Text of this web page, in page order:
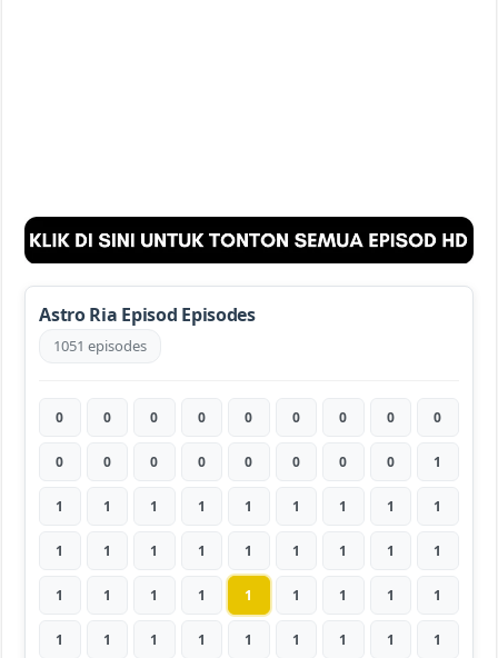
Astro Ria Episod Episodes
1051 episodes
0 0 0 0 0 0 0 0 0
0 0 0 0 0 0 0 0 1
1 1 1 1 1 1 1 1 1
1 1 1 1 1 1 1 1 1
1 1 1 1 1 1 1 1 1
1 1 1 1 1 1 1 1 1